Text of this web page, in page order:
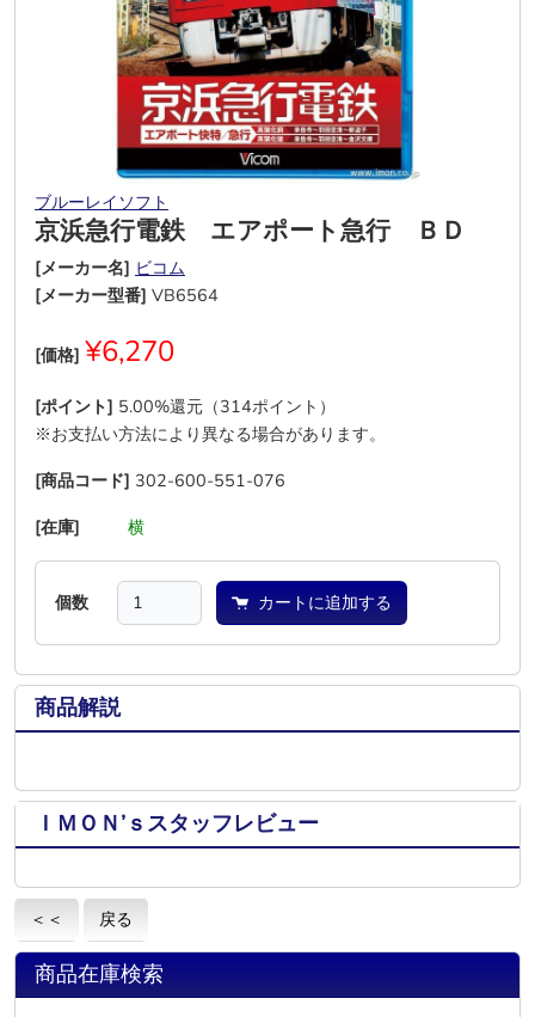
ブルーレイソフト
京浜急行電鉄 エアポート急行 ＢＤ
[メーカー名] ビコム
[メーカー型番] VB6564
[価格] ¥6,270
[ポイント] 5.00%還元（314ポイント）
※お支払い方法により異なる場合があります。
[商品コード] 302-600-551-076
[在庫]
横
個数 カートに追加する
商品解説
ＩＭＯＮ’ｓスタッフレビュー
＜＜ 戻る
商品在庫検索